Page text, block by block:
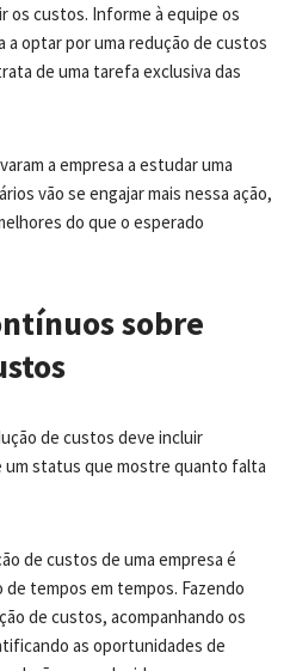
os custos. Informe à equipe os
a optar por uma redução de custos
de uma tarefa exclusiva das
a empresa a estudar uma
vão se engajar mais nessa ação,
do que o esperado
sobre
de custos deve incluir
um status que mostre quanto falta
de custos de uma empresa é
tempos em tempos. Fazendo
de custos, acompanhando os
as oportunidades de